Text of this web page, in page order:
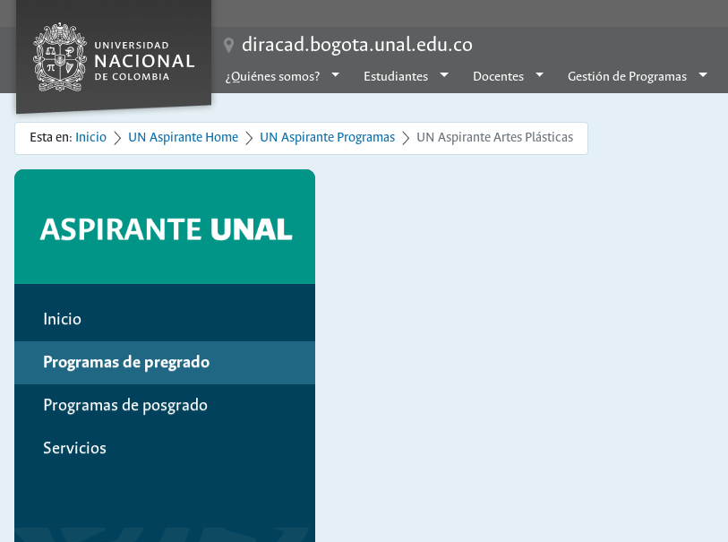
diracad.bogota.unal.edu.co
¿Quiénes somos? Estudiantes Docentes Gestión de Programas
Esta en: Inicio UN Aspirante Home UN Aspirante Programas UN Aspirante Artes Plásticas
Inicio
Programas de pregrado
Programas de posgrado
Servicios